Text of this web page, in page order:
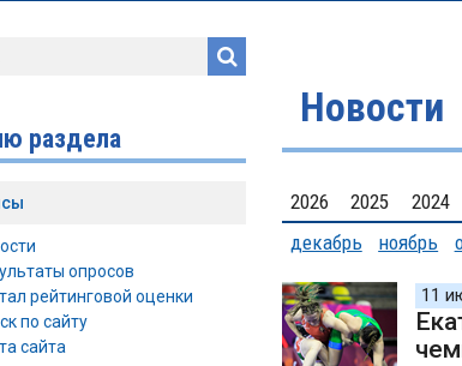
Новости
2026 2025 2024
декабрь
ноябрь
11
раздела
опросов
рейтинговой оценки
по сайту
сайта